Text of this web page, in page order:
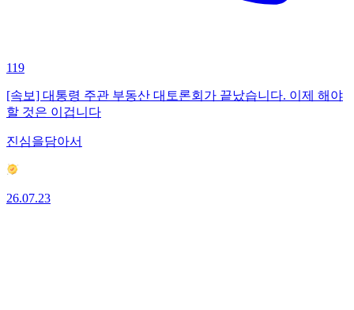
119
[속보] 대통령 주관 부동산 대토론회가 끝났습니다. 이제 해야
할 것은 이겁니다
진심을담아서
26.07.23